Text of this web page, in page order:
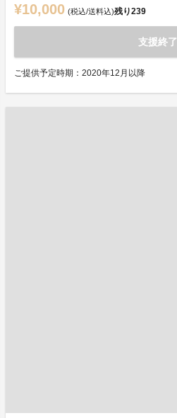
¥10,000 (税込/送料込)残り239
支援終了
ご提供予定時期：2020年12月以降